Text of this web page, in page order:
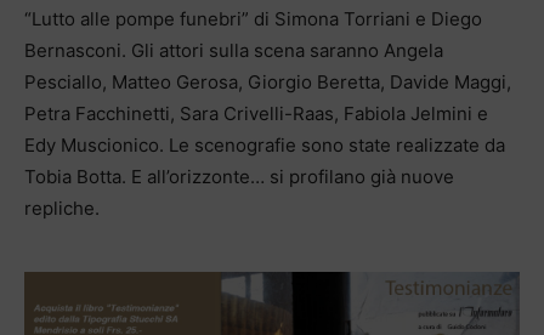
“Lutto alle pompe funebri” di Simona Torriani e Diego
Bernasconi. Gli attori sulla scena saranno Angela
Pesciallo, Matteo Gerosa, Giorgio Beretta, Davide Maggi,
Petra Facchinetti, Sara Crivelli-Raas, Fabiola Jelmini e
Edy Muscionico. Le scenografie sono state realizzate da
Tobia Botta. E all’orizzonte… si profilano già nuove
repliche.